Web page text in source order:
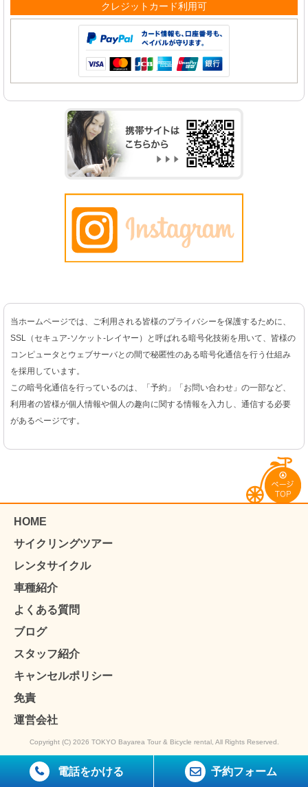
クレジットカード利用可
当ホームページでは、ご利用される皆様のプライバシーを保護するために、
SSL（セキュア-ソケット-レイヤー）と呼ばれる暗号化技術を用いて、皆様の
コンピュータとウェブサーバとの間で秘匿性のある暗号化通信を行う仕組み
を採用しています。
この暗号化通信を行っているのは、「予約」「お問い合わせ」の一部など、
利用者の皆様が個人情報や個人の趣向に関する情報を入力し、通信する必要
があるページです。
HOME
サイクリングツアー
レンタサイクル
車種紹介
よくある質問
ブログ
スタッフ紹介
キャンセルポリシー
免責
運営会社
Copyright (C) 2026 TOKYO Bayarea Tour & Bicycle rental, All Rights Reserved.
電話をかける 予約フォーム